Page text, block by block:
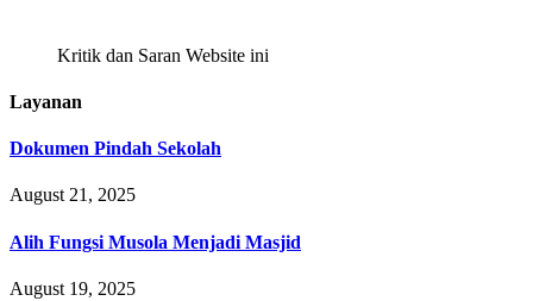
Kritik dan Saran Website ini
Layanan
Dokumen Pindah Sekolah
August 21, 2025
Alih Fungsi Musola Menjadi Masjid
August 19, 2025